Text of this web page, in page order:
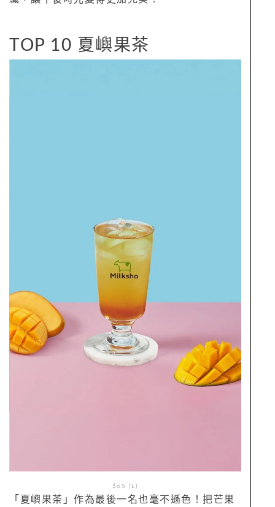
TOP 10 夏嶼果茶
$65 (L)
「夏嶼果茶」作為最後一名也毫不遜色！把芒果